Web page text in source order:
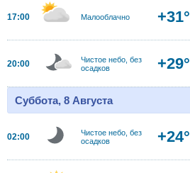
17:00 Малооблачно +31°
20:00
Чистое небо, без
осадков
+29°
Суббота, 8 Августа
02:00
Чистое небо, без
осадков
+24°